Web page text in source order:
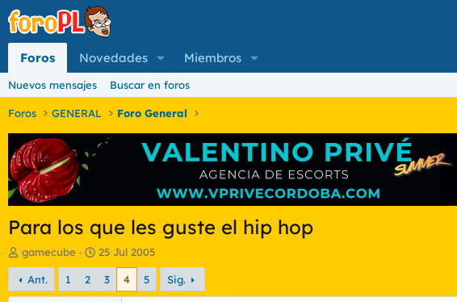
Foros Novedades Miembros
Nuevos mensajes Buscar en foros
Foros GENERAL Foro General
Para los que les guste el hip hop
I
n
i
c
gamecube
F
e
h
25 Jul 2005
Ant. 1 2 3 4 5 Sig.